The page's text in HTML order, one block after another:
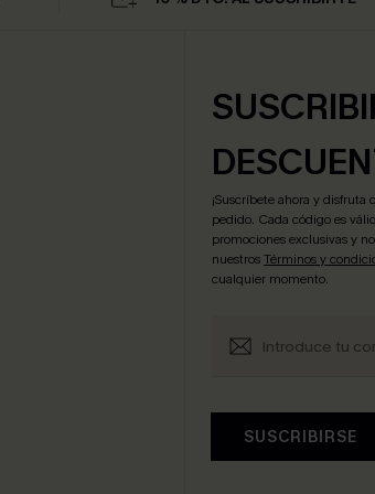
¡Suscríbete ahora y
pedido. Cada código es
promociones exclusivas y
nuestrosTérminos y
cualquier momento.
SUSCRIBIRSE